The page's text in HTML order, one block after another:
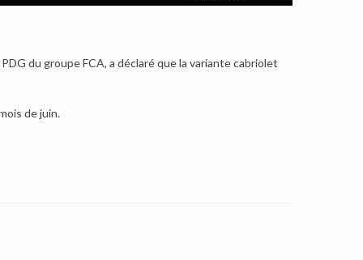
du groupe FCA, a déclaré que la variante cabriolet
de juin.